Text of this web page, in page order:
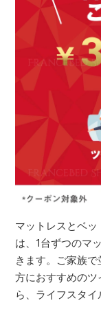
マットレスとベ
は、1台ずつのマ
きます。ご家族
方におすすめの
ら、ライフスタイ